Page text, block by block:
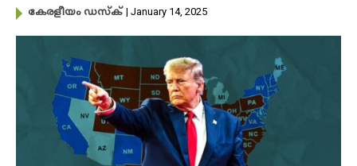
കേരളീയം ഡസ്ക് | January 14, 2025